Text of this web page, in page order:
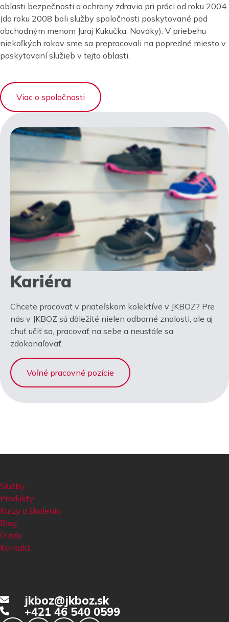
oblasti bezpečnosti a ochrany zdravia pri práci od roku 2004
(do roku 2008 boli služby spoločnosti poskytované pod
obchodným menom Juraj Kukučka, Nováky). V priebehu
niekoľkých rokov sme sa prepracovali na popredné miesto v
poskytovaní služieb v tejto oblasti.
Viac o spoločnosti
Kariéra
Chcete pracovať v priateľskom kolektíve v JKBOZ? Pre
nás v JKBOZ sú dôležité nielen odborné znalosti, ale aj
chuť učiť sa, pracovať na sebe a neustále sa
zdokonaľovať.
Voľné pracovné pozície
Služby
Produkty
Kurzy a školenia
Blog
O nás
Kontakt
jkboz@jkboz.sk
+421 46 540 0599